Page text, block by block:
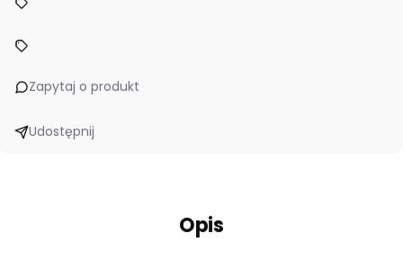
Zapytaj o produkt
Udostępnij
Opis